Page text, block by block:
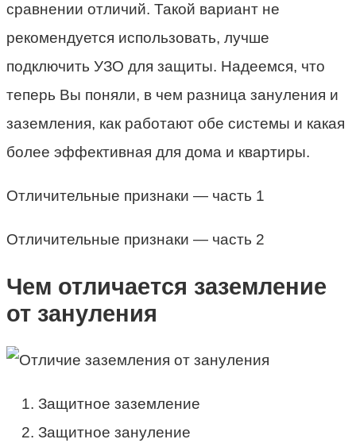
сравнении отличий. Такой вариант не
рекомендуется использовать, лучше
подключить УЗО для защиты. Надеемся, что
теперь Вы поняли, в чем разница зануления и
заземления, как работают обе системы и какая
более эффективная для дома и квартиры.
Отличительные признаки — часть 1
Отличительные признаки — часть 2
Чем отличается заземление
от зануления
Защитное заземление
Защитное зануление